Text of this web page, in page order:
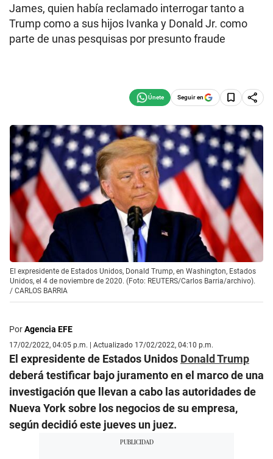
James, quien había reclamado interrogar tanto a
Trump como a sus hijos Ivanka y Donald Jr. como
parte de unas pesquisas por presunto fraude
Seguir en
El expresidente de Estados Unidos, Donald Trump, en Washington, Estados
Unidos, el 4 de noviembre de 2020. (Foto: REUTERS/Carlos Barria/archivo).
/ CARLOS BARRIA
PorAgencia EFE
17/02/2022, 04:05 p.m. | Actualizado 17/02/2022, 04:10 p.m.
El expresidente de Estados Unidos Donald Trump
deberá testificar bajo juramento en el marco de una
investigación que llevan a cabo las autoridades de
Nueva York sobre los negocios de su empresa,
según decidió este jueves un juez.